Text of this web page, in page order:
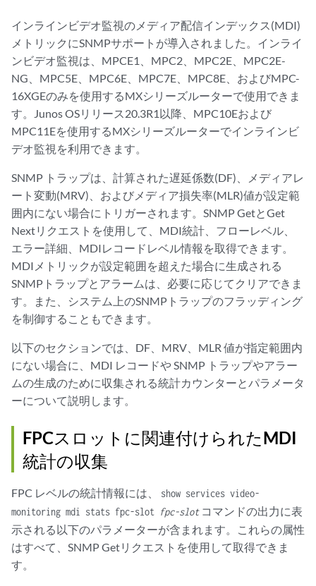
インラインビデオ監視のメディア配信インデックス(MDI)
メトリックにSNMPサポートが導入されました。インライ
ンビデオ監視は、MPCE1、MPC2、MPC2E、MPC2E-
NG、MPC5E、MPC6E、MPC7E、MPC8E、およびMPC-
16XGEのみを使用するMXシリーズルーターで使用できま
す。Junos OSリリース20.3R1以降、MPC10Eおよび
MPC11Eを使用するMXシリーズルーターでインラインビ
デオ監視を利用できます。
SNMP トラップは、計算された遅延係数(DF)、メディアレ
ート変動(MRV)、およびメディア損失率(MLR)値が設定範
囲内にない場合にトリガーされます。SNMP GetとGet
Nextリクエストを使用して、MDI統計、フローレベル、
エラー詳細、MDIレコードレベル情報を取得できます。
MDIメトリックが設定範囲を超えた場合に生成される
SNMPトラップとアラームは、必要に応じてクリアできま
す。また、システム上のSNMPトラップのフラッディング
を制御することもできます。
以下のセクションでは、DF、MRV、MLR 値が指定範囲内
にない場合に、MDI レコードや SNMP トラップやアラー
ムの生成のために収集される統計カウンターとパラメータ
ーについて説明します。
FPCスロットに関連付けられたMDI
統計の収集
FPC レベルの統計情報には、
show services video-
monitoring mdi stats fpc-slot fpc-slotコマンドの出力に表
示される以下のパラメーターが含まれます。これらの属性
はすべて、SNMP Getリクエストを使用して取得できま
す。